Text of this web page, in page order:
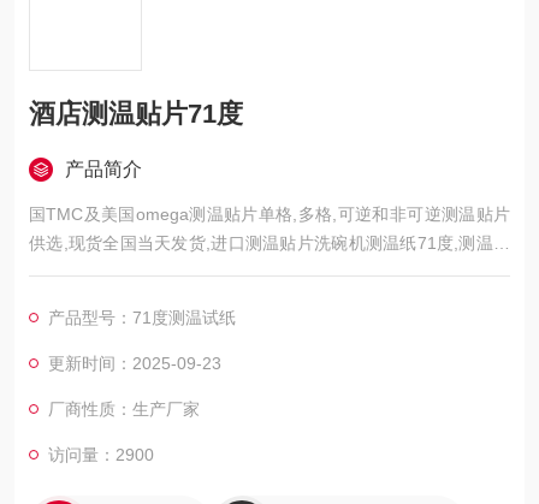
酒店测温贴片71度
产品简介
国TMC及美国omega测温贴片单格,多格,可逆和非可逆测温贴片
供选,现货全国当天发货,进口测温贴片洗碗机测温纸71度,测温贴
片，英
产品型号：71度测温试纸
更新时间：2025-09-23
厂商性质：生产厂家
访问量：2900